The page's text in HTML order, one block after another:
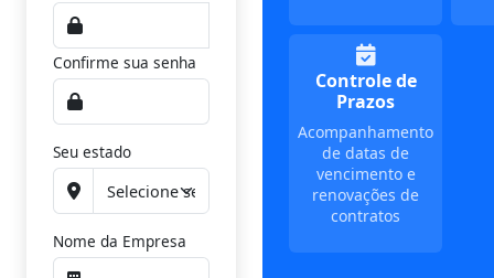
Confirme sua senha
Seu estado
Nome da Empresa
Controle de
Prazos
Acompanhamento
de datas de
vencimento e
renovações de
contratos